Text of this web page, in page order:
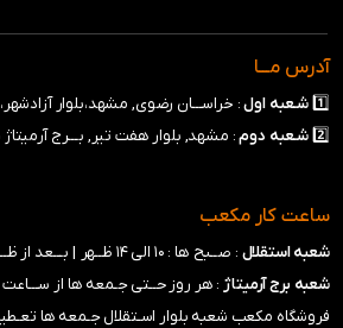
آدرس مـــا
1️⃣ شـعبه اول: خراســـان رضوی, مشهد،بلوار
2️⃣ شـعبه دوم: مشهد, بلوار هفت تیر, بـــرج آرمیتاژ طبقه ۲
ساعت کار مکعب
شعبه استقلال : صــبح ها : ۱۰ الی ۱۴ ظــهر |
بـــعد از ظـــــهر
شعبه برج آرمیتاژ : هر روز حــتی جـمعه ها از ســـاعت ۱۰ صبـــح الی ۲۲
فروشگاه مکعب شعبه بلوار اسـتقلال جـمعه ها